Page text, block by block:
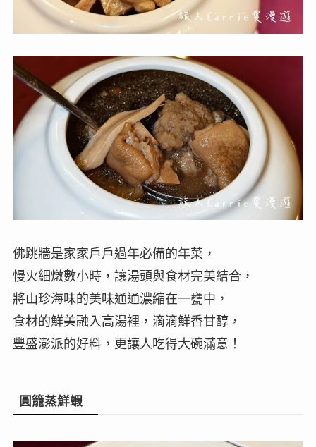
佛跳牆是家家戶戶過年必備的年菜，
慢火細燉數小時，讓湯頭與食材完美結合，
將山珍海味的美味通通濃縮在一甕中，
食材的鮮美融入高湯裡，滴滴鮮香甘醇，
豐盛澎派的好料，更讓人吃得大碗滿意！
圓籠蒸鮮蝦